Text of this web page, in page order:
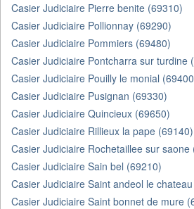
Casier Judiciaire Pierre benite (69310)
Casier Judiciaire Pollionnay (69290)
Casier Judiciaire Pommiers (69480)
Casier Judiciaire Pontcharra sur turdine
Casier Judiciaire Pouilly le monial
Casier Judiciaire Pusignan (69330)
Casier Judiciaire Quincieux (69650)
Casier Judiciaire Rillieux la pape (69140)
Casier Judiciaire Rochetaillee sur saone
Casier Judiciaire Sain bel (69210)
Casier Judiciaire Saint andeol le
Casier Judiciaire Saint bonnet de mure